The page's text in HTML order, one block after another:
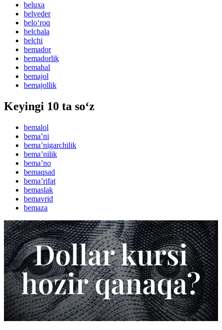
beluxa
belveder
belo‘roq
belchala
belchi
bemador
bemadorlik
bemahal
bemajol
bemajollik
Keyingi 10 ta so‘z
bemalol
bemaʼni
bemaʼnigarchilik
bemaʼnilik
bemaʼno
bemaqsad
bemaʼrifat
bemaslak
bemavrid
bemaza